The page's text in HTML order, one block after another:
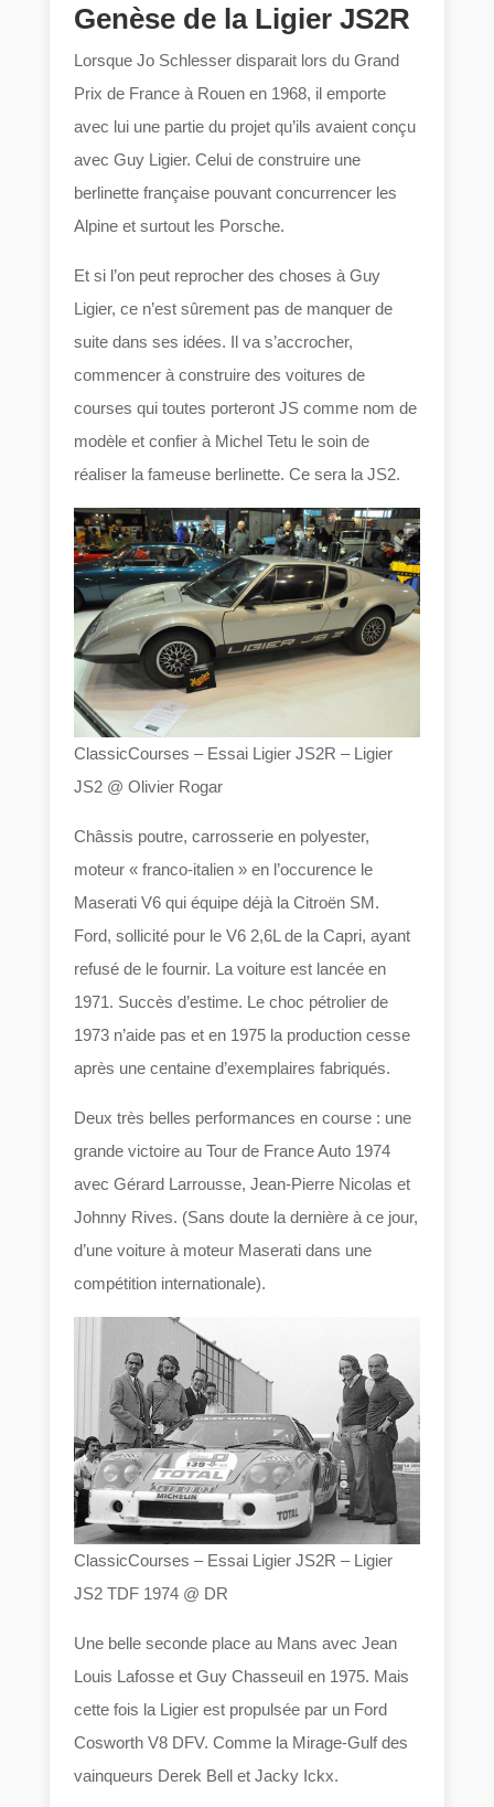
Genèse de la Ligier JS2R
Lorsque Jo Schlesser disparait lors du Grand
Prix de France à Rouen en 1968, il emporte
avec lui une partie du projet qu’ils avaient conçu
avec Guy Ligier. Celui de construire une
berlinette française pouvant concurrencer les
Alpine et surtout les Porsche.
Et si l’on peut reprocher des choses à Guy
Ligier, ce n’est sûrement pas de manquer de
suite dans ses idées. Il va s’accrocher,
commencer à construire des voitures de
courses qui toutes porteront JS comme nom de
modèle et confier à Michel Tetu le soin de
réaliser la fameuse berlinette. Ce sera la JS2.
ClassicCourses – Essai Ligier JS2R – Ligier
JS2 @ Olivier Rogar
Châssis poutre, carrosserie en polyester,
moteur « franco-italien » en l’occurence le
Maserati V6 qui équipe déjà la Citroën SM.
Ford, sollicité pour le V6 2,6L de la Capri, ayant
refusé de le fournir. La voiture est lancée en
1971. Succès d’estime. Le choc pétrolier de
1973 n’aide pas et en 1975 la production cesse
après une centaine d’exemplaires fabriqués.
Deux très belles performances en course : une
grande victoire au Tour de France Auto 1974
avec Gérard Larrousse, Jean-Pierre Nicolas et
Johnny Rives. (Sans doute la dernière à ce jour,
d’une voiture à moteur Maserati dans une
compétition internationale).
ClassicCourses – Essai Ligier JS2R – Ligier
JS2 TDF 1974 @ DR
Une belle seconde place au Mans avec Jean
Louis Lafosse et Guy Chasseuil en 1975. Mais
cette fois la Ligier est propulsée par un Ford
Cosworth V8 DFV. Comme la Mirage-Gulf des
vainqueurs Derek Bell et Jacky Ickx.